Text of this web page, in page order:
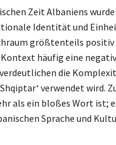
Zeit Albaniens
Identität und
größtenteils
häufig eine
die
verwendet wird.
als ein bloßes Wort
Sprache und